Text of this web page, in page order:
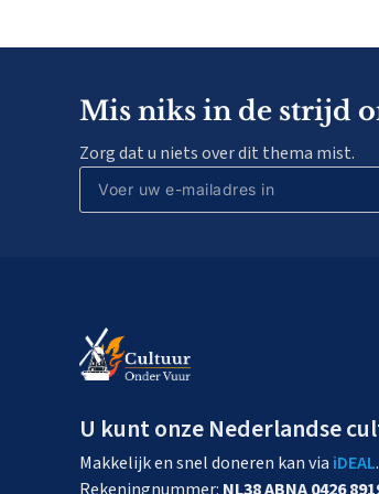
Mis niks in de strijd
Zorg dat u niets over dit thema mist.
U kunt onze Nederlandse
Makkelijk en snel doneren kan via iDEAL